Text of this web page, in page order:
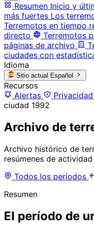
Resumen Inicio y
más fuertes Los
Terremotos en tiempo
directo
Terremotos
páginas de archivo
ciudades con
Idioma
Sitio actual Español
Recursos
Alertas
Privacidad
ciudad 1992
Archivo de
Archivo histórico de
resúmenes de
Todos los períodos
Resumen
El período de